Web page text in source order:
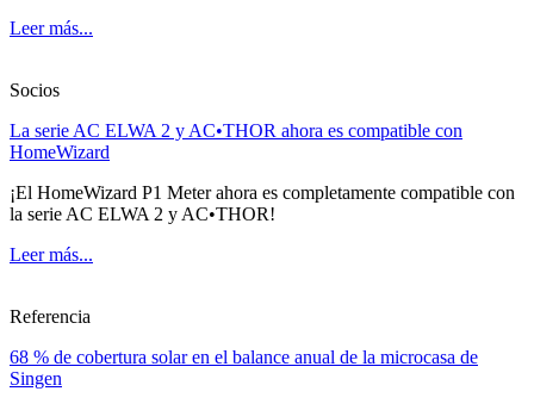
Leer más...
Socios
La serie AC ELWA 2 y AC•THOR ahora es compatible con
HomeWizard
¡El HomeWizard P1 Meter ahora es completamente compatible con
la serie AC ELWA 2 y AC•THOR!
Leer más...
Referencia
68 % de cobertura solar en el balance anual de la microcasa de
Singen